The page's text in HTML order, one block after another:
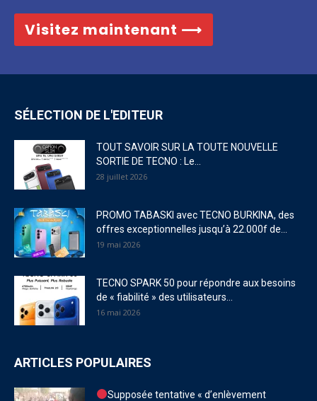
Visitez maintenant ⟶
SÉLECTION DE L'EDITEUR
TOUT SAVOIR SUR LA TOUTE NOUVELLE
SORTIE DE TECNO : Le...
28 juillet 2026
PROMO TABASKI avec TECNO BURKINA, des
offres exceptionnelles jusqu’à 22.000f de...
19 mai 2026
TECNO SPARK 50 pour répondre aux besoins
de « fiabilité » des utilisateurs...
16 mai 2026
ARTICLES POPULAIRES
Supposée tentative « d’enlèvement